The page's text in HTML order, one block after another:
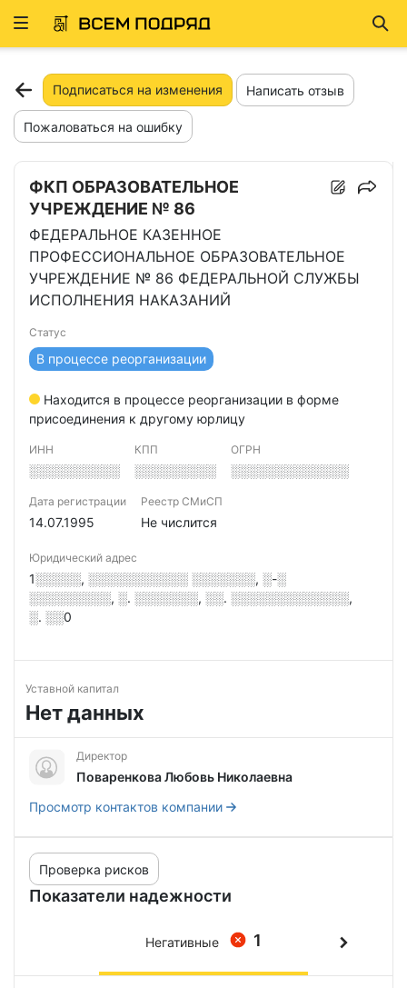
Развернуть
Подписаться на изменения Написать отзыв
Пожаловаться на ошибку
ФКП ОБРАЗОВАТЕЛЬНОЕ
УЧРЕЖДЕНИЕ № 86
ФЕДЕРАЛЬНОЕ КАЗЕННОЕ
ПРОФЕССИОНАЛЬНОЕ ОБРАЗОВАТЕЛЬНОЕ
УЧРЕЖДЕНИЕ № 86 ФЕДЕРАЛЬНОЙ СЛУЖБЫ
ИСПОЛНЕНИЯ НАКАЗАНИЙ
Статус
В процессе реорганизации
Находится в процессе реорганизации в форме
присоединения к другому юрлицу
ИНН
░░░░░░░░░░
КПП
░░░░░░░░░
ОГРН
░░░░░░░░░░░░░
Дата регистрации
14.07.1995
Реестр СМиСП
Не числится
Юридический адрес
1░░░░░, ░░░░░░░░░░░ ░░░░░░░, ░-░
░░░░░░░░░, ░. ░░░░░░░, ░░. ░░░░░░░░░░░░░,
░. ░░0
Уставной капитал
Нет данных
Директор
Поваренкова Любовь Николаевна
Просмотр контактов компании
Показатели надежности
Проверка рисков
1
Негативные